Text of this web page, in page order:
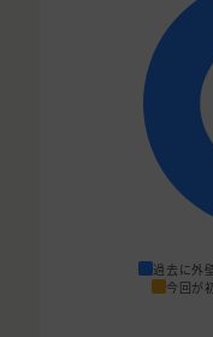
過去に外
今回が